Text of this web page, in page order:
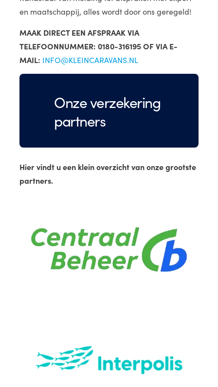
en maatschappij, alles wordt door ons geregeld!
MAAK DIRECT EEN AFSPRAAK VIA
TELEFOONNUMMER: 0180-316195 OF VIA E-
MAIL: INFO@KLEINCARAVANS.NL
Onze verzekering
partners
Hier vindt u een klein overzicht van onze grootste
partners.